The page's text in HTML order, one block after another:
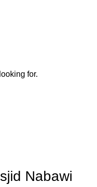
Nabawi
for.